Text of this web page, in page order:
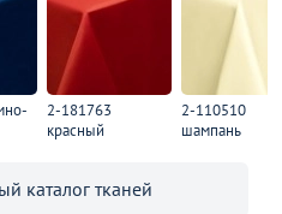
2-181763
красный
2-110510
шампань
каталог тканей